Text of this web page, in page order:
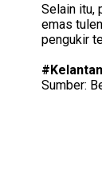
Selain itu,
emas
pengukir
Sumber: